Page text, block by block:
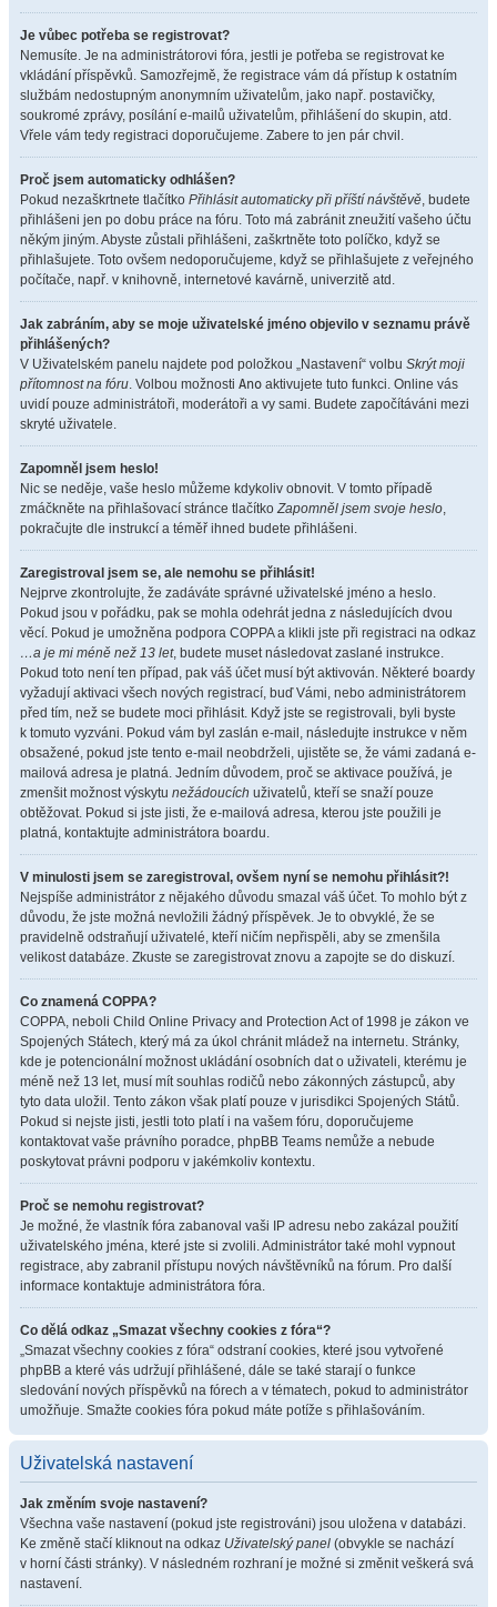
Je vůbec potřeba se registrovat?
Nemusíte. Je na administrátorovi fóra, jestli je potřeba se registrovat ke
vkládání příspěvků. Samozřejmě, že registrace vám dá přístup k ostatním
službám nedostupným anonymním uživatelům, jako např. postavičky,
soukromé zprávy, posílání e-mailů uživatelům, přihlášení do skupin, atd.
Vřele vám tedy registraci doporučujeme. Zabere to jen pár chvil.
Proč jsem automaticky odhlášen?
Pokud nezaškrtnete tlačítko Přihlásit automaticky při příští návštěvě, budete
přihlášeni jen po dobu práce na fóru. Toto má zabránit zneužití vašeho účtu
někým jiným. Abyste zůstali přihlášeni, zaškrtněte toto políčko, když se
přihlašujete. Toto ovšem nedoporučujeme, když se přihlašujete z veřejného
počítače, např. v knihovně, internetové kavárně, univerzitě atd.
Jak zabráním, aby se moje uživatelské jméno objevilo v seznamu právě
přihlášených?
V Uživatelském panelu najdete pod položkou „Nastavení“ volbu Skrýt moji
přítomnost na fóru. Volbou možnosti Ano aktivujete tuto funkci. Online vás
uvidí pouze administrátoři, moderátoři a vy sami. Budete započítáváni mezi
skryté uživatele.
Zapomněl jsem heslo!
Nic se neděje, vaše heslo můžeme kdykoliv obnovit. V tomto případě
zmáčkněte na přihlašovací stránce tlačítkoZapomněl jsem svoje heslo,
pokračujte dle instrukcí a téměř ihned budete přihlášeni.
Zaregistroval jsem se, ale nemohu se přihlásit!
Nejprve zkontrolujte, že zadáváte správné uživatelské jméno a heslo.
Pokud jsou v pořádku, pak se mohla odehrát jedna z následujících dvou
věcí. Pokud je umožněna podpora COPPA a klikli jste při registraci na odkaz
…a je mi méně než 13 let, budete muset následovat zaslané instrukce.
Pokud toto není ten případ, pak váš účet musí být aktivován. Některé boardy
vyžadují aktivaci všech nových registrací, buď Vámi, nebo administrátorem
před tím, než se budete moci přihlásit. Když jste se registrovali, byli byste
k tomuto vyzváni. Pokud vám byl zaslán e-mail, následujte instrukce v něm
obsažené, pokud jste tento e-mail neobdrželi, ujistěte se, že vámi zadaná e-
mailová adresa je platná. Jedním důvodem, proč se aktivace používá, je
zmenšit možnost výskytu nežádoucích uživatelů, kteří se snaží pouze
obtěžovat. Pokud si jste jisti, že e-mailová adresa, kterou jste použili je
platná, kontaktujte administrátora boardu.
V minulosti jsem se zaregistroval, ovšem nyní se nemohu přihlásit?!
Nejspíše administrátor z nějakého důvodu smazal váš účet. To mohlo být z
důvodu, že jste možná nevložili žádný příspěvek. Je to obvyklé, že se
pravidelně odstraňují uživatelé, kteří ničím nepřispěli, aby se zmenšila
velikost databáze. Zkuste se zaregistrovat znovu a zapojte se do diskuzí.
Co znamená COPPA?
COPPA, neboli Child Online Privacy and Protection Act of 1998 je zákon ve
Spojených Státech, který má za úkol chránit mládež na internetu. Stránky,
kde je potencionální možnost ukládání osobních dat o uživateli, kterému je
méně než 13 let, musí mít souhlas rodičů nebo zákonných zástupců, aby
tyto data uložil. Tento zákon však platí pouze v jurisdikci Spojených Států.
Pokud si nejste jisti, jestli toto platí i na vašem fóru, doporučujeme
kontaktovat vaše právního poradce, phpBB Teams nemůže a nebude
poskytovat právni podporu v jakémkoliv kontextu.
Proč se nemohu registrovat?
Je možné, že vlastník fóra zabanoval vaši IP adresu nebo zakázal použití
uživatelského jména, které jste si zvolili. Administrátor také mohl vypnout
registrace, aby zabranil přístupu nových návštěvníků na fórum. Pro další
informace kontaktuje administrátora fóra.
Co dělá odkaz „Smazat všechny cookies z fóra“?
„Smazat všechny cookies z fóra“ odstraní cookies, které jsou vytvořené
phpBB a které vás udržují přihlášené, dále se také starají o funkce
sledování nových příspěvků na fórech a v tématech, pokud to administrátor
umožňuje. Smažte cookies fóra pokud máte potíže s přihlašováním.
Uživatelská nastavení
Jak změním svoje nastavení?
Všechna vaše nastavení (pokud jste registrováni) jsou uložena v databázi.
Ke změně stačí kliknout na odkaz Uživatelský panel (obvykle se nachází
v horní části stránky). V následném rozhraní je možné si změnit veškerá svá
nastavení.